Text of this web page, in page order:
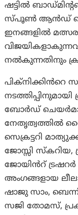
ഷട്ടിൽ
സ്‌പൂൺ ആൻഡ്
ഇനങ്ങളിൽ
നൽകുന്നതിനും
നടത്തിപ്പിനുമായി
ബോർഡ്
നേതൃത്വത്തിൽ
സെക്രട്ടറി
ജോസ്സി സ്കറിയ,
ജോയിൻറ് ട്രഷറർ
അംഗങ്ങളായ ലീലാ
ഷാജു സാം,
സജി തോമസ്,